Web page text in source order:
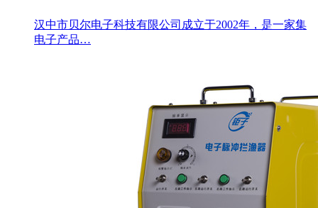
汉中市贝尔电子科技有限公司成立于2002年，是一家集
电子产品…